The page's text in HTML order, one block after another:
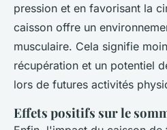
pression et en favorisant la
caisson offre un
musculaire. Cela signifie
récupération et un potentiel
lors de futures activités
Effets positifs sur le